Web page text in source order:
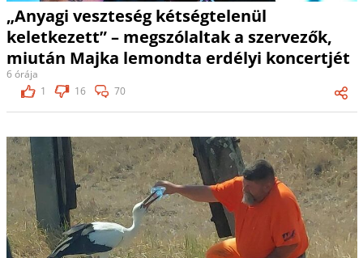
„Anyagi veszteség kétségtelenül
keletkezett” – megszólaltak a szervezők,
miután Majka lemondta erdélyi koncertjét
6 órája
1
16 70